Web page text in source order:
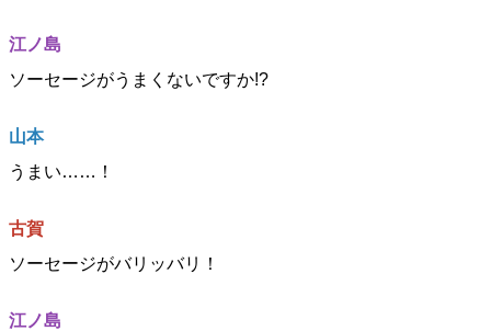
江ノ島
ソーセージがうまくないですか!?
山本
うまい……！
古賀
ソーセージがバリッバリ！
江ノ島